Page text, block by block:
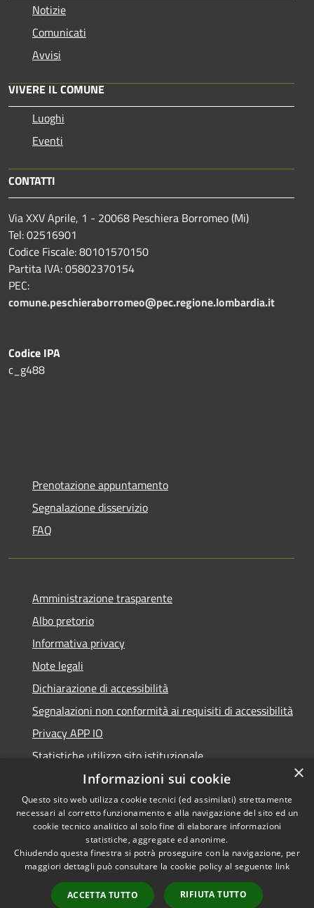
Notizie
Comunicati
Avvisi
VIVERE IL COMUNE
Luoghi
Eventi
CONTATTI
Via XXV Aprile, 1 - 20068 Peschiera Borromeo (Mi)
Tel: 02516901
Codice Fiscale: 80101570150
Partita IVA: 05802370154
PEC:
comune.peschieraborromeo@pec.regione.lombardia.it
Codice IPA
c_g488
Prenotazione appuntamento
Segnalazione disservizio
FAQ
Amministrazione trasparente
Albo pretorio
Informativa privacy
Note legali
Dichiarazione di accessibilità
Segnalazioni non conformità ai requisiti di accessibilità
Privacy APP IO
Statistiche utilizzo sito istituzionale
Qualità dei Servizi Comunali
RSS
Accessibilità
Copyright © 2023 •
Città di Peschiera
Borromeo •
Powered byMunicipium
×
Informazioni sui cookie
Questo sito web utilizza cookie tecnici (ed assimilati) strettamente
necessari al corretto funzionamento e alla navigazione del sito ed un
cookie tecnico analitico al solo fine di elaborare informazioni
statistiche, aggregate ed anonime.
Chiudendo questa finestra si potrà proseguire con la navigazione, per
maggiori dettagli può consultare la cookie policy al seguente link
ACCETTA TUTTO RIFIUTA TUTTO